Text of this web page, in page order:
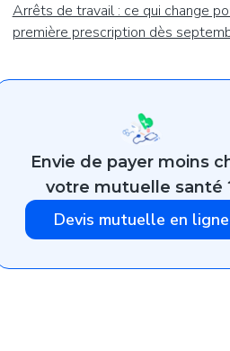
Arrêts de travail : ce qui change
première prescription dès
Envie de payer moins
votre mutuelle santé
Devis mutuelle en ligne